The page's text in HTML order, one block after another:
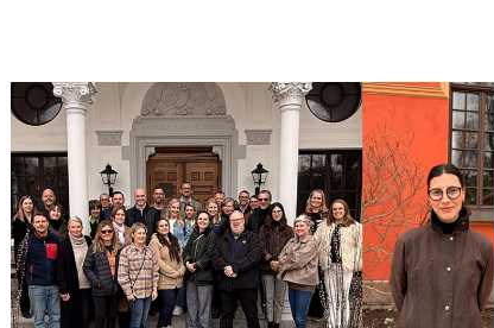
Hondo
jord-
och
skogsseminariet
på
Lejondals
slott